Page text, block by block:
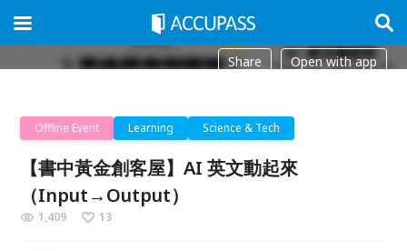
Share Open with app
Offline Event Learning Science & Tech
【書中黃金創客屋】AI 英文動起來
（Input→Output）
1,409 13